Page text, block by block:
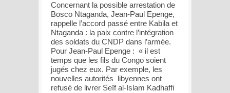
Concernant la possible arrestation de
Bosco Ntaganda, Jean-Paul Epenge,
rappelle l’accord passé entre Kabila et
Ntaganda : la paix contre l’intégration
des soldats du CNDP dans l’armée.
Pour Jean-Paul Epenge : « il est
temps que les fils du Congo soient
jugés chez eux. Par exemple, les
nouvelles autorités libyennes ont
refusé de livrer Seïf al-Islam Kadhaffi